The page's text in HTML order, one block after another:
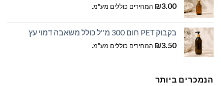
₪3.00 המחירים כוללים מע"מ.
בקבוק PET חום 300 מ''ל כולל משאבה דמוי עץ
₪3.50 המחירים כוללים מע"מ.
הנמכרים ביותר